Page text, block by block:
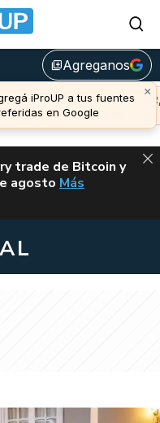
library_addAgreganos
Avalanche (-2,93%)
u$s 6,45
trade de Bitcoin y
agosto VUELVE EL
Más